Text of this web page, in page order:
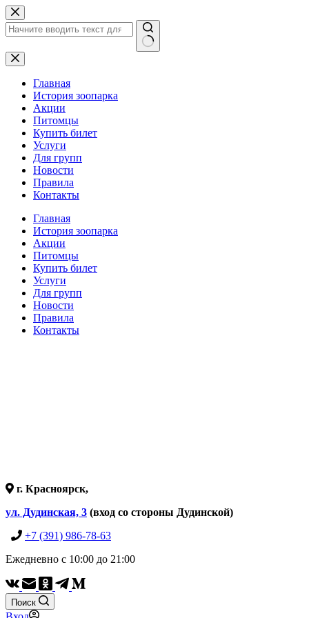
Перейти
к
сути
Ничего
не
найденоГлавная
История зоопарка
Акции
Питомцы
Купить билет
Услуги
Для групп
Новости
Правила
Контакты
Главная
История зоопарка
Акции
Питомцы
Купить билет
Услуги
Для групп
Новости
Правила
Контакты
г. Красноярск,
ул. Дудинская, 3 (вход со стороны Дудинской)
+7 (391) 986-78-63
Ежедневно с 10:00 до 21:00
Поиск